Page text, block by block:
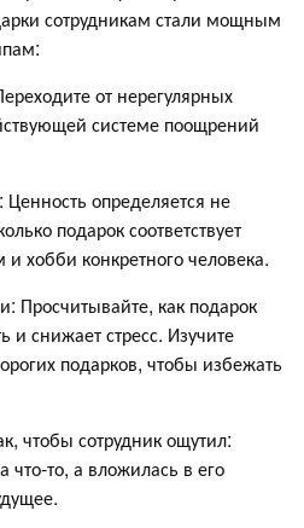
сотрудникам стали мощным
от нерегулярных
системе поощрений
определяется не
подарок соответствует
хобби конкретного человека.
Просчитывайте, как подарок
и снижает стресс. Изучите
подарков, чтобы избежать
чтобы сотрудник ощутил:
что-то, а вложилась в его